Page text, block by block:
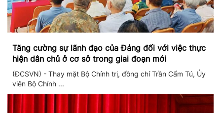
Tăng cường sự lãnh đạo của Đảng đối với việc thực
hiện dân chủ ở cơ sở trong giai đoạn mới
(ĐCSVN) - Thay mặt Bộ Chính trị, đồng chí Trần Cẩm Tú, Ủy
viên Bộ Chính ...